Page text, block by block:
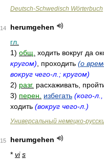
Deutsch-Schwedisch Wörterbuch
14
herumgehen
гл.
1) общ. ходить вокруг да
кругом) , проходить (о
вокруг чего-л.; кругом)
2) разг. расхаживать,
3) перен. избегать (кого-
ходить (вокруг чего-л.)
Универсальный немецко-
15
herumgehen
* vi s